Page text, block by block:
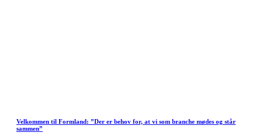
Velkommen til Formland: ”Der er behov for, at vi som branche mødes og står
sammen”